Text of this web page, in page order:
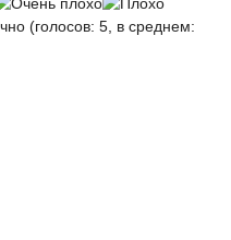
(голосов: 5, в среднем: